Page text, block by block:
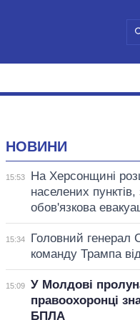
НОВИНИ
15:53
На Херсонщині
населених
обов'язкова
15:34
Головний генерал
команду Трампа
15:09
У Молдові
правоохоронці
БПЛА